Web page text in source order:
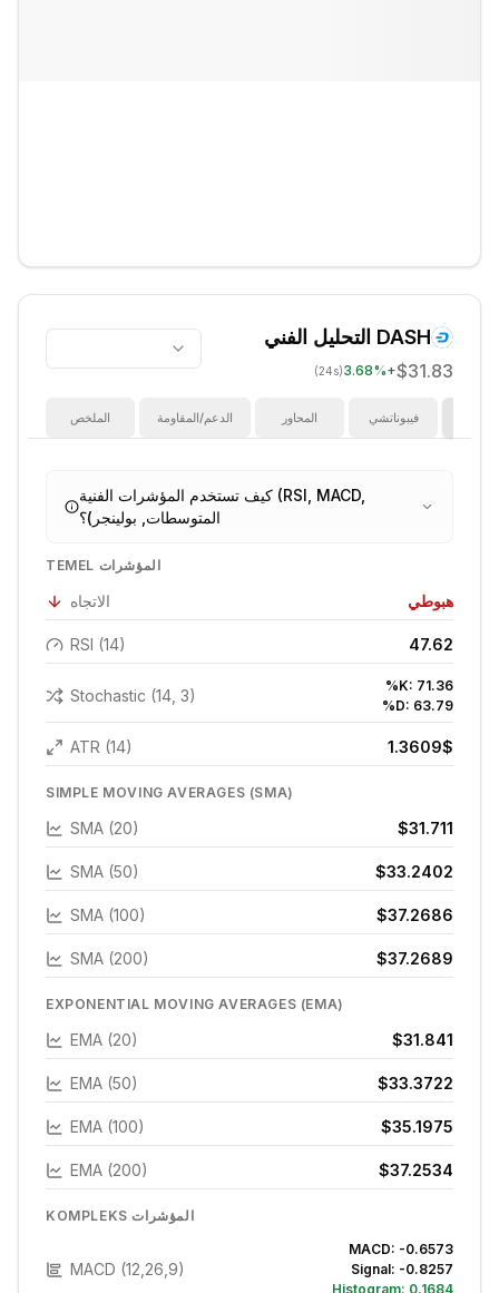
DASH التحليل الفني
$31.83
+
3.68%
(24s)
الملخص الدعم/المقاومة المحاور فيبوناتشي
كيف تستخدم المؤشرات الفنية (RSI, MACD,
المتوسطات, بولينجر)؟
TEMEL المؤشرات
الاتجاه هبوطي
RSI (14) 47.62
Stochastic (14, 3)
%K: 71.36
%D: 63.79
ATR (14) 1.3609$
SIMPLE MOVING AVERAGES (SMA)
SMA (20) $31.711
SMA (50) $33.2402
SMA (100) $37.2686
SMA (200) $37.2689
EXPONENTIAL MOVING AVERAGES (EMA)
EMA (20) $31.841
EMA (50) $33.3722
EMA (100) $35.1975
EMA (200) $37.2534
KOMPLEKS المؤشرات
MACD (12,26,9)
MACD: -0.6573
Signal: -0.8257
Histogram: 0.1684